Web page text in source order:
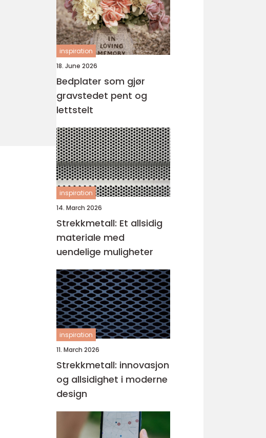
inspiration
18. June 2026
Bedplater som gjør
gravstedet pent og
lettstelt
inspiration
14. March 2026
Strekkmetall: Et allsidig
materiale med
uendelige muligheter
inspiration
11. March 2026
Strekkmetall: innovasjon
og allsidighet i moderne
design